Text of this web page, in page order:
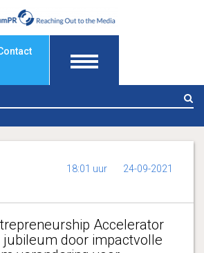
18:01 uur 24-09-2021
Accelerator
door impactvolle